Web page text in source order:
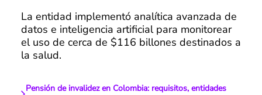
La entidad implementó analítica avanzada de
datos e inteligencia artificial para monitorear
el uso de cerca de $116 billones destinados a
la salud.
Pensión de invalidez en Colombia: requisitos, entidades